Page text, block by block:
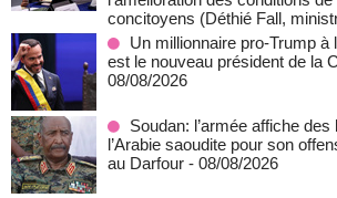
concitoyens (Déthié Fall,
Un millionnaire pro-Trump à
est le nouveau président de la
08/08/2026
Soudan: l’armée affiche des
l’Arabie saoudite pour son
au Darfour - 08/08/2026